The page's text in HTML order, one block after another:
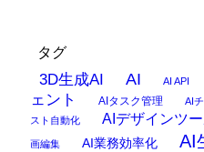
タグ
3D生成AI AI AI API
ェント
AIタスク管理 AI
スト自動化
AIデザインツ
画編集 AI業務効率化 AI